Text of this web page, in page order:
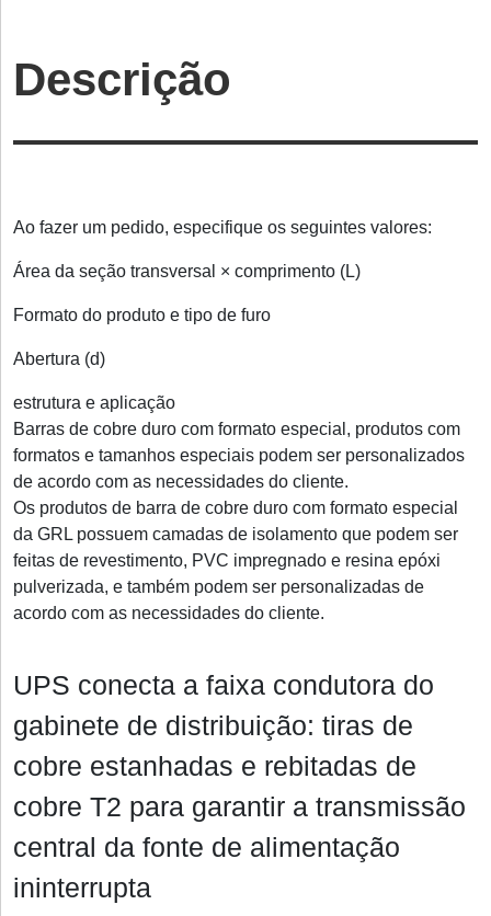
Descrição
Ao fazer um pedido, especifique os seguintes valores:
Área da seção transversal × comprimento (L)
Formato do produto e tipo de furo
Abertura (d)
estrutura e aplicação
Barras de cobre duro com formato especial, produtos com
formatos e tamanhos especiais podem ser personalizados
de acordo com as necessidades do cliente.
Os produtos de barra de cobre duro com formato especial
da GRL possuem camadas de isolamento que podem ser
feitas de revestimento, PVC impregnado e resina epóxi
pulverizada, e também podem ser personalizadas de
acordo com as necessidades do cliente.
UPS conecta a faixa condutora do
gabinete de distribuição: tiras de
cobre estanhadas e rebitadas de
cobre T2 para garantir a transmissão
central da fonte de alimentação
ininterrupta